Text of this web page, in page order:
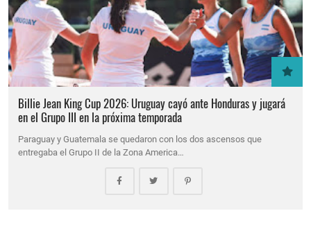
Billie Jean King Cup 2026: Uruguay cayó ante Honduras y jugará
en el Grupo III en la próxima temporada
Paraguay y Guatemala se quedaron con los dos ascensos que
entregaba el Grupo II de la Zona America…